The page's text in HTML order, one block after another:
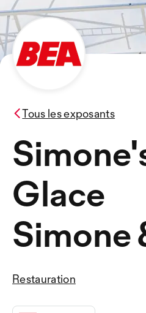
Tous les exposants
Glace
Simone
Restauration